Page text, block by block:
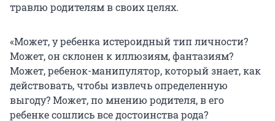
травлю родителям в своих целях.
«Может, у ребенка истероидный тип личности?
Может, он склонен к иллюзиям, фантазиям?
Может, ребенок-манипулятор, который знает, как
действовать, чтобы извлечь определенную
выгоду? Может, по мнению родителя, в его
ребенке сошлись все достоинства рода?